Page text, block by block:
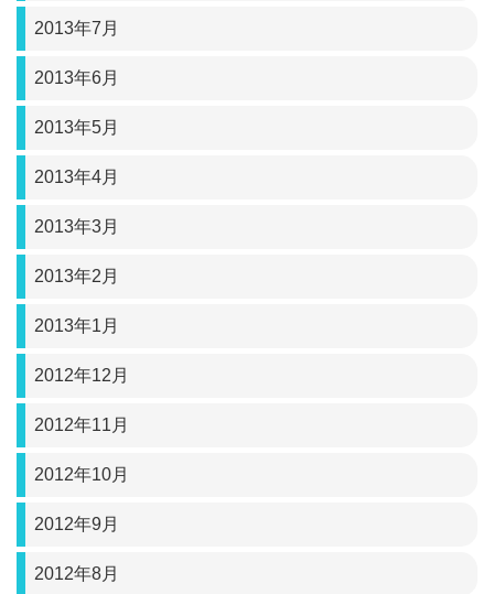
2013年7月
2013年6月
2013年5月
2013年4月
2013年3月
2013年2月
2013年1月
2012年12月
2012年11月
2012年10月
2012年9月
2012年8月